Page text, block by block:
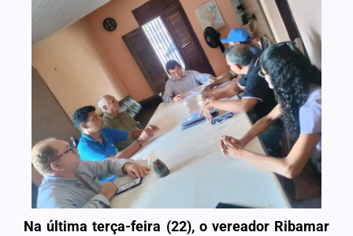
Na última terça-feira (22), o vereador Ribamar